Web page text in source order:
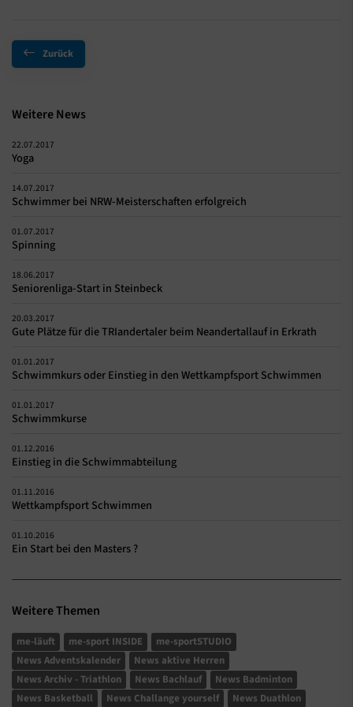
Zurück
Weitere News
22.07.2017
Yoga
14.07.2017
Schwimmer bei NRW-Meisterschaften erfolgreich
01.07.2017
Spinning
18.06.2017
Seniorenliga-Start in Steinbeck
20.03.2017
Gute Plätze für die TRIandertaler beim Neandertallauf in Erkrath
01.01.2017
Schwimmkurs oder Einstieg in den Wettkampfsport Schwimmen
01.01.2017
Schwimmkurse
01.12.2016
Einstieg in die Schwimmabteilung
01.11.2016
Wettkampfsport Schwimmen
01.10.2016
Ein Start bei den Masters ?
Weitere Themen
me-läuft me-sport INSIDE
me-sportSTUDIO
News Adventskalender
News aktive Herren
News Archiv - Triathlon
News Bachlauf
News Badminton
News Basketball
News Challange yourself News Duathlon